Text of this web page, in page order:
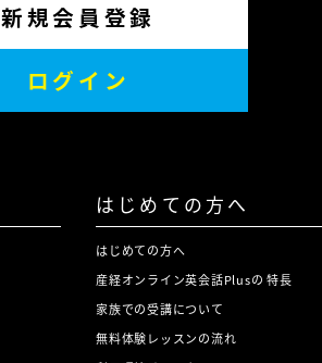
新規会員登録
ログイン
はじめての方へ
はじめての方へ
産経オンライン英会話Plusの 特長
家族での受講について
無料体験レッスンの流れ